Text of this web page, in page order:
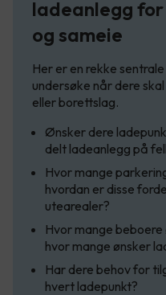
ladeanlegg
og sameie
Her er en rekke
undersøke når dere
eller borettslag.
Ønsker dere
delt ladeanlegg på
Hvor mange
hvordan er disse
utearealer?
Hvor mange
hvor mange ønsker
Har dere behov for
hvert ladepunkt?